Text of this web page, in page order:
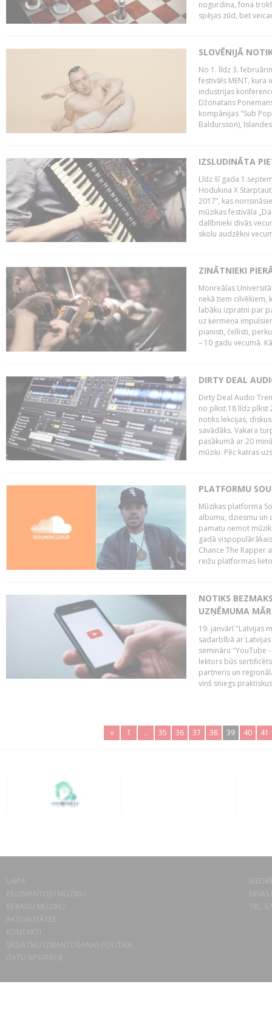
nogurdina, fona
spējas zūd, bet
SLOVĒNIJĀ
No 1. līdz 3.
festivāls MENT, kura
industrijas
Džonatans
kompānijas "Sub
Baldursson),
IZSLUDINĀTA
Līdz šī gada
Hodukina X
2017”, kas
mūzikas festivāla
dalībnieki divās
skolu audzēkņi
ZINĀTNIEKI
Monreālas
nekā tiem cilvēkiem,
labāku izpratni par
uz ķermeņa
pianisti, čellisti,
– 10 gadu vecumā.
DIRTY DEAL
Dirty Deal Audio
no plkst.18 līdz plkst
notiks lekcijas,
savādāks. Vakara
pasākumā ar 20
mūziķi. Pēc katras
PLATFORMU
Mūzikas platforma
albumu, dziesmu un
pamatu ņemot
gadā
Chance The Rapper
reižu platformas
NOTIKS
UZŅĒMUMA
19. janvārī "Latvijas
sadarbībā ar
semināru "YouTube
lektors būs
partneris un
viņš sniegs
« 1 .. 35 36 37 38 39 40 41
LAIPA
ES IZMANTOJU MŪZIKU
ES RADU MŪZIKU
AKTUALITĀTES
KONTAKTI
SĪKDATŅU IZMANTOŠANAS POLITIKA
DATU APSTRĀDE
TEL.